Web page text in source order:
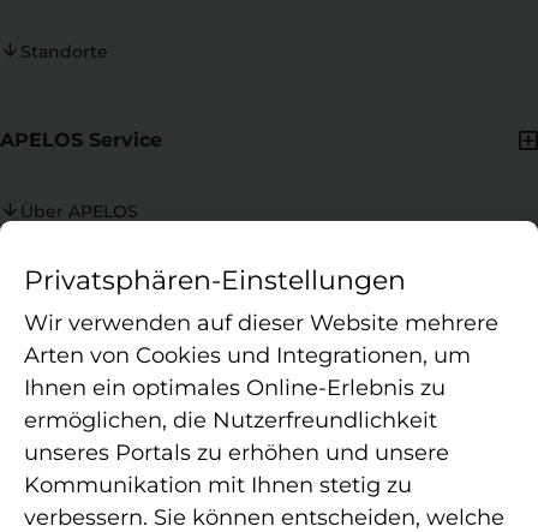
Standorte
APELOS Service
Über APELOS
Praxiswertrechner
Die APELOS Therapie ist ein in Deutschland agierender
Physiotherapie, Ergotherapie, Logopädie, Osteopathie und
Sporttherapie. Als Verbund moderner Standorte sichern wir
Privatsphären-Einstellungen
Wir verwenden auf dieser Website mehrere
Arten von Cookies und Integrationen, um
Ihnen ein optimales Online-Erlebnis zu
ermöglichen, die Nutzerfreundlichkeit
unseres Portals zu erhöhen und unsere
Kommunikation mit Ihnen stetig zu
verbessern. Sie können entscheiden, welche